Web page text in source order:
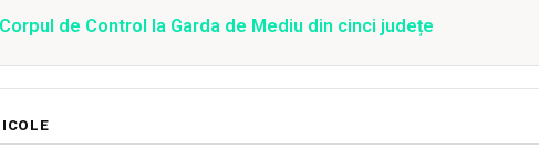
de Control la Garda de Mediu din cinci județe